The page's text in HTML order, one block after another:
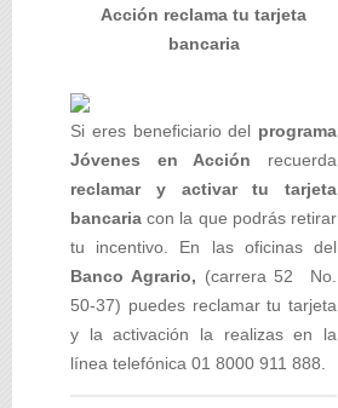
Acción reclama tu tarjeta
bancaria
Si eres beneficiario del programa
Jóvenes en Acción recuerda
reclamar y activar tu tarjeta
bancaria con la que podrás retirar
tu incentivo. En las oficinas del
Banco Agrario, (carrera 52 No.
50-37) puedes reclamar tu tarjeta
y la activación la realizas en la
línea telefónica 01 8000 911 888.